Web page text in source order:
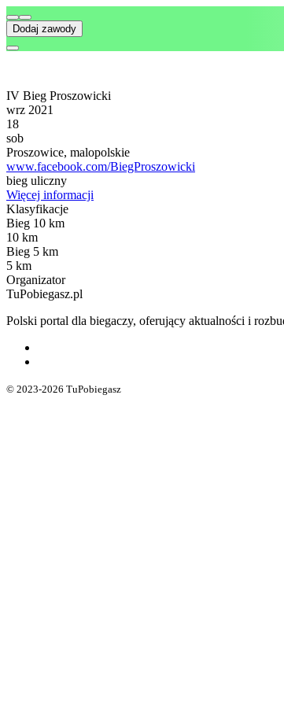
Dodaj zawody
IV Bieg Proszowicki
wrz 2021
18
sob
Proszowice, malopolskie
www.facebook.com/BiegProszowicki
bieg uliczny
Więcej informacji
Klasyfikacje
Bieg 10 km
10 km
Bieg 5 km
5 km
Organizator
TuPobiegasz.pl
Polski portal dla biegaczy, oferujący aktualności i
© 2023-2026 TuPobiegasz